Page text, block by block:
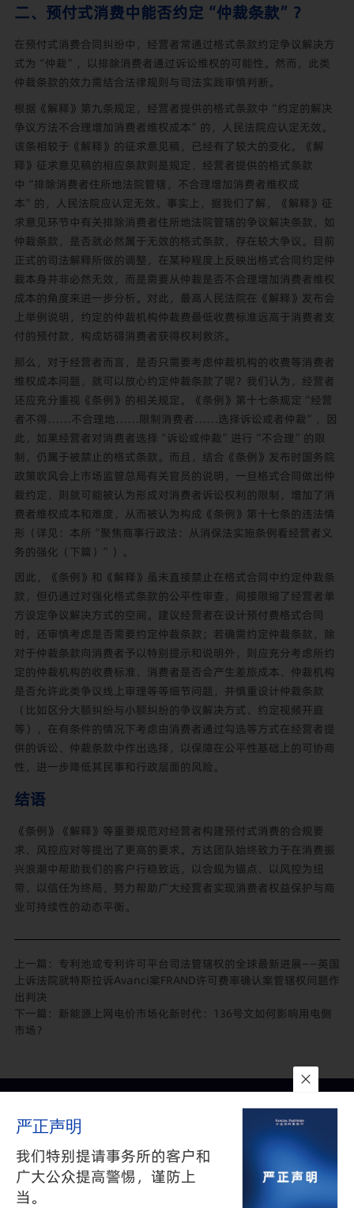
二、预付式消费中能否约定“仲裁条款”？
在预付式消费合同纠纷中，经营者常通过格式条款约定争议解决方
式为“仲裁”，以排除消费者通过诉讼维权的可能性。然而，此类
仲裁条款的效力需结合法律规则与司法实践审慎判断。
根据《解释》第九条规定，经营者提供的格式条款中“约定的解决
争议方法不合理增加消费者维权成本”的，人民法院应认定无效。
该条相较于《解释》的征求意见稿，已经有了较大的变化。《解
释》征求意见稿的相应条款则是规定，经营者提供的格式条款
中“排除消费者住所地法院管辖，不合理增加消费者维权成
本”的，人民法院应认定无效。事实上，据我们了解，《解释》征
求意见环节中有关排除消费者住所地法院管辖的争议解决条款，如
仲裁条款，是否就必然属于无效的格式条款，存在较大争议。目前
正式的司法解释所做的调整，在某种程度上反映出格式合同约定仲
裁本身并非必然无效，而是需要从仲裁是否不合理增加消费者维权
成本的角度来进一步分析。对此，最高人民法院在《解释》发布会
上举例说明，约定的仲裁机构仲裁费最低收费标准远高于消费者支
付的预付款，构成妨碍消费者获得权利救济。
那么，对于经营者而言，是否只需要考虑仲裁机构的收费等消费者
维权成本问题，就可以放心约定仲裁条款了呢？我们认为，经营者
还应充分重视《条例》的相关规定。《条例》第十七条规定“经营
者不得……不合理地……限制消费者……选择诉讼或者仲裁”，因
此，如果经营者对消费者选择“诉讼或仲裁”进行“不合理”的限
制，仍属于被禁止的格式条款。而且，结合《条例》发布时国务院
政策吹风会上市场监管总局有关官员的说明，一旦格式合同做出仲
裁约定，则就可能被认为形成对消费者诉讼权利的限制，增加了消
费者维权成本和难度，从而被认为构成《条例》第十七条的违法情
形（详见：本所“聚焦商事行政法：从消保法实施条例看经营者义
务的强化（下篇） ”）。
因此，《条例》和《解释》虽未直接禁止在格式合同中约定仲裁条
款，但仍通过对强化格式条款的公平性审查，间接限缩了经营者单
方设定争议解决方式的空间。建议经营者在设计预付费格式合同
时，还审慎考虑是否需要约定仲裁条款；若确需约定仲裁条款，除
对于仲裁条款向消费者予以特别提示和说明外，则应充分考虑所约
定的仲裁机构的收费标准、消费者是否会产生差旅成本、仲裁机构
是否允许此类争议线上审理等等细节问题，并慎重设计仲裁条款
（比如区分大额纠纷与小额纠纷的争议解决方式、约定视频开庭
等），在有条件的情况下考虑由消费者通过勾选等方式在经营者提
供的诉讼、仲裁条款中作出选择，以保障在公平性基础上的可协商
性，进一步降低其民事和行政层面的风险。
结语
《条例》《解释》等重要规范对经营者构建预付式消费的合规要
求、风控应对等提出了更高的要求。方达团队始终致力于在消费振
兴浪潮中帮助我们的客户行稳致远，以合规为锚点、以风控为纽
带、以信任为终局，努力帮助广大经营者实现消费者权益保护与商
业可持续性的动态平衡。
上一篇： 专利池或专利许可平台司法管辖权的全球最新进展——英国
上诉法院就特斯拉诉Avanci案FRAND许可费率确认案管辖权问题作
出判决
下一篇： 新能源上网电价市场化新时代：136号文如何影响用电侧
市场？
沪ICP备05009743号-1
沪公网安备 31010602002626号
©2025 FANGDA PARTNERS. ALL RIGHTS RESERVED 上海市方达
律师事务所版权所有
严正声明
我们特别提请事务所的客户和
广大公众提高警惕，谨防上
当。